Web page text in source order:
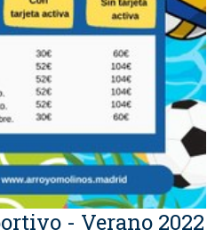
- Verano 2022